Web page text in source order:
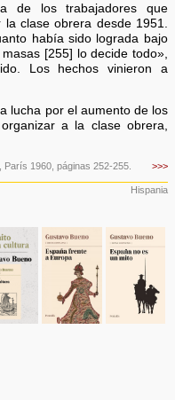
de los trabajadores que
clase obrera desde 1951.
había sido lograda bajo
[255] lo decide todo»,
Los hechos vinieron a
lucha por el aumento de los
a la clase obrera,
>>>
, París 1960, páginas 252-255.
Hispania